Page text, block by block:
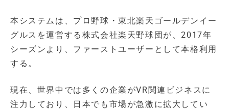
本システムは、プロ野球・東北楽天ゴールデンイー
グルスを運営する株式会社楽天野球団が、2017年
シーズンより、ファーストユーザーとして本格利用
する。
現在、世界中では多くの企業がVR関連ビジネスに
注力しており、日本でも市場が急激に拡大してい